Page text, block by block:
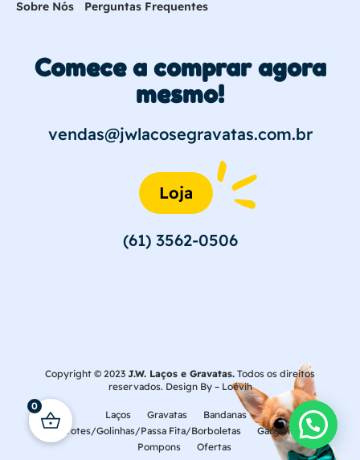
Sobre Nós Perguntas Frequentes
Comece a comprar agora
mesmo!
vendas@jwlacosegravatas.com.br
Loja
(61) 3562-0506
Copyright © 2023 J.W. Laços e Gravatas. Todos os direitos
reservados. Design By – Loévih
Laços Gravatas
Bandanas
Laçarotes/Golinhas/Passa Fita/Borboletas
Gargantilhas
Pompons
Ofertas
0